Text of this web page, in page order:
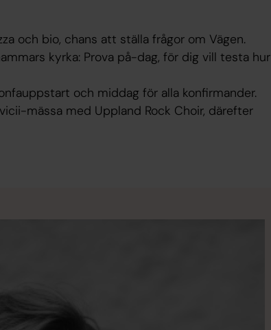
och bio, chans att ställa frågor om Vägen.
kyrka: Prova på-dag, för dig vill testa hur
och middag för alla konfirmander.
mässa med Uppland Rock Choir, därefter